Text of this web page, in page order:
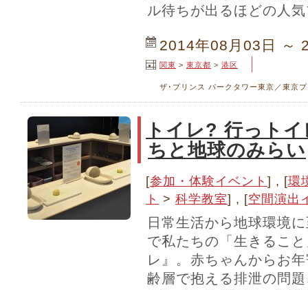
ル待ちが出るほどの人
2014年08月03日 ～
関東 > 東京都 > 港区
ザ･プリンス パークタワー東京／東京
トイレ? 行っト
ちと地球のみらい
[参加・体験イベント ] , [環
ト > 科学教室] , [空間演出
日常生活から地球環境
で私たちの「生きるこ
レ』。赤ちゃんからお
齢層で抱える排泄の問